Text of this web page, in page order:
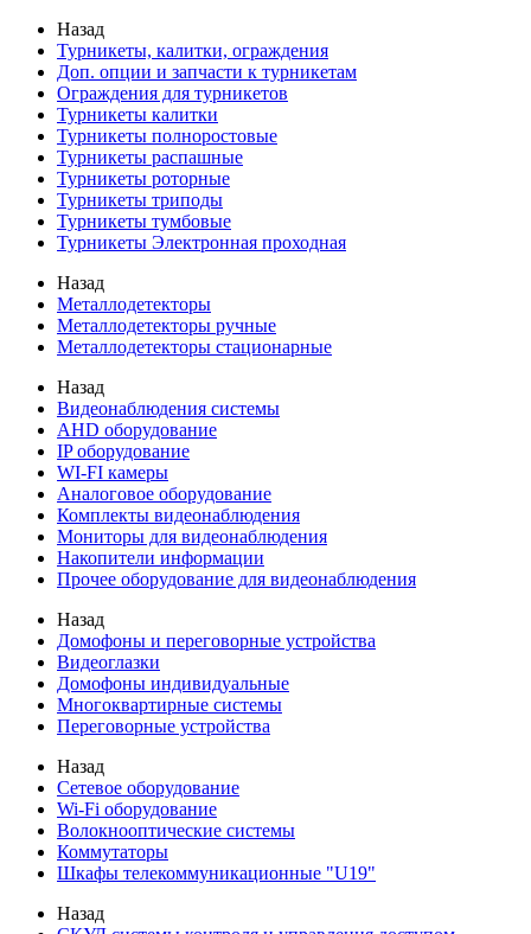
Назад
Турникеты, калитки, ограждения
Доп. опции и запчасти к турникетам
Ограждения для турникетов
Турникеты калитки
Турникеты полноростовые
Турникеты распашные
Турникеты роторные
Турникеты триподы
Турникеты тумбовые
Турникеты Электронная проходная
Назад
Металлодетекторы
Металлодетекторы ручные
Металлодетекторы стационарные
Назад
Видеонаблюдения cистемы
AHD оборудование
IP оборудование
WI-FI камеры
Аналоговое оборудование
Комплекты видеонаблюдения
Мониторы для видеонаблюдения
Накопители информации
Прочее оборудование для видеонаблюдения
Назад
Домофоны и переговорные устройства
Видеоглазки
Домофоны индивидуальные
Многоквартирные системы
Переговорные устройства
Назад
Сетевое оборудование
Wi-Fi оборудование
Волокнооптические системы
Коммутаторы
Шкафы телекоммуникационные "U19"
Назад